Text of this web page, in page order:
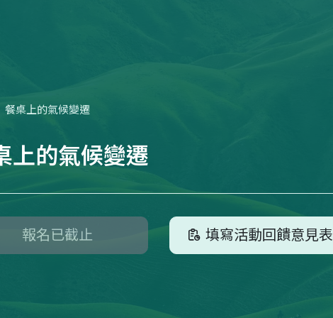
餐桌上的氣候變遷
上的氣候變遷
報名已截止 填寫活動回饋意見表